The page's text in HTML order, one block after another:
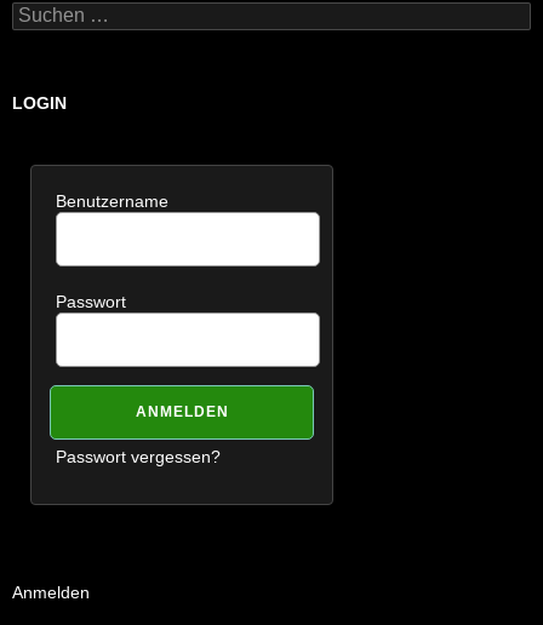
Suchen
nach:
LOGIN
Benutzername
Passwort
Passwort vergessen?
Anmelden